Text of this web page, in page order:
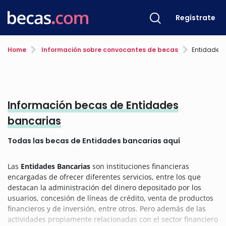
Regístrate
Home Información sobre convocantes de becas Entidades
Información becas de Entidades
bancarias
Todas las becas de Entidades bancarias aquí
Las Entidades Bancarias son instituciones financieras
encargadas de ofrecer diferentes servicios, entre los que
destacan la administración del dinero depositado por los
usuarios, concesión de líneas de crédito, venta de productos
financieros y de inversión, entre otros. Pero además de las
actividades propiamente relacionadas con el sector financiero